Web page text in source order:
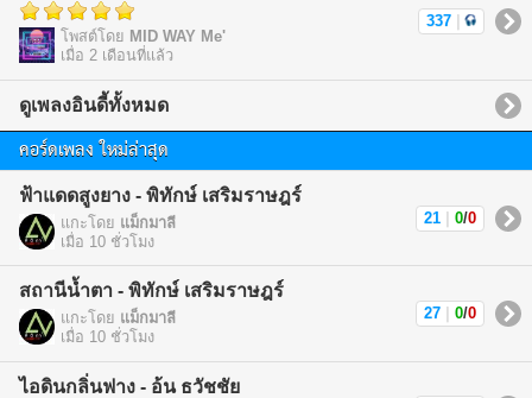
โพสต์โดย MID WAY Me'
เมื่อ 2 เดือนที่แล้ว
337
ดูเพลงอินดี้ทั้งหมด
คอร์ดเพลง ใหม่ล่าสุด
ฟ้าแดดสูงยาง - พิทักษ์ เสริมราษฎร์
แกะโดย แม็กมาลี
เมื่อ 10 ชั่วโมง
21 0/0
สถานีน้ำตา - พิทักษ์ เสริมราษฎร์
แกะโดย แม็กมาลี
เมื่อ 10 ชั่วโมง
27 0/0
ไอดินกลิ่นฟาง - อ้น ธวัชชัย